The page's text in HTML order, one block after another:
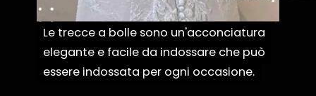
Le trecce a bolle sono un'acconciatura
elegante e facile da indossare che può
essere indossata per ogni occasione.
Le trecce a bolle sono un'acconciatura
elegante e facile da indossare che può
essere indossata per ogni occasione.